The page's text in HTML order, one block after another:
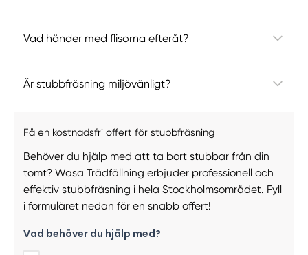
Vad händer med flisorna efteråt?
Är stubbfräsning miljövänligt?
Få en kostnadsfri offert för stubbfräsning
Behöver du hjälp med att ta bort stubbar från din
tomt? Wasa Trädfällning erbjuder professionell och
effektiv stubbfräsning i hela Stockholmsområdet. Fyll
i formuläret nedan för en snabb offert!
Vad behöver du hjälp med?